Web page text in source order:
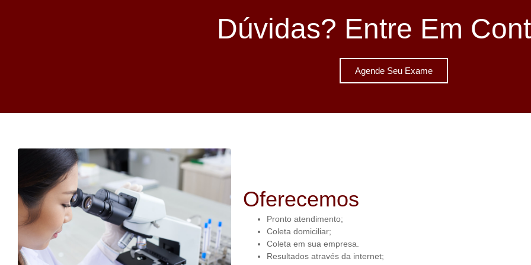
Dúvidas? Entre Em
Agende Seu Exame
Oferecemos
Pronto atendimento;
Coleta domiciliar;
Coleta em sua empresa.
Resultados através da internet;